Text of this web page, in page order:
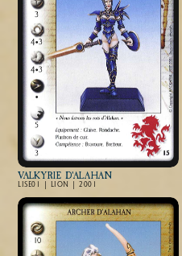
VALKYRIE D'ALAHAN
LISE01 | LION | 2001